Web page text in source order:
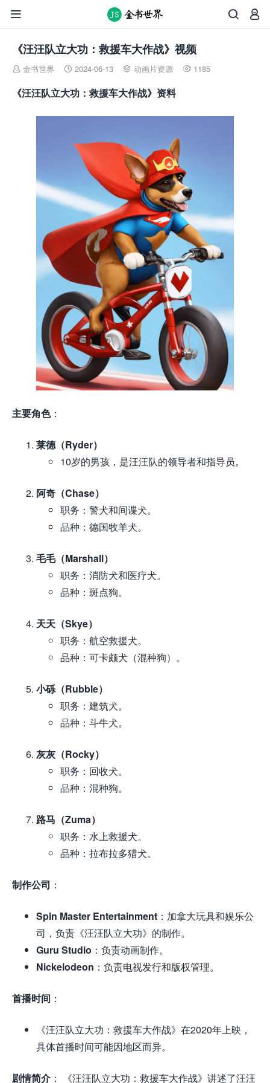



《汪汪队立大功：救援车大作战》视频
 金书世界  2024-06-13  动画片资源  1185
《汪汪队立大功：救援车大作战》资料
主要角色：
莱德（Ryder）
10岁的男孩，是汪汪队的领导者和指导员。
阿奇（Chase）
职务：警犬和间谍犬。
品种：德国牧羊犬。
毛毛（Marshall）
职务：消防犬和医疗犬。
品种：斑点狗。
天天（Skye）
职务：航空救援犬。
品种：可卡颇犬（混种狗）。
小砾（Rubble）
职务：建筑犬。
品种：斗牛犬。
灰灰（Rocky）
职务：回收犬。
品种：混种狗。
路马（Zuma）
职务：水上救援犬。
品种：拉布拉多猎犬。
制作公司 ：
Spin Master Entertainment ：加拿大玩具和娱乐公
司，负责《汪汪队立大功》的制作。
Guru Studio ：负责动画制作。
Nickelodeon ：负责电视发行和版权管理。
首播时间 ：
《汪汪队立大功：救援车大作战》在2020年上映，
具体首播时间可能因地区而异。
剧情简介： 《汪汪队立大功：救援车大作战》讲述了汪汪